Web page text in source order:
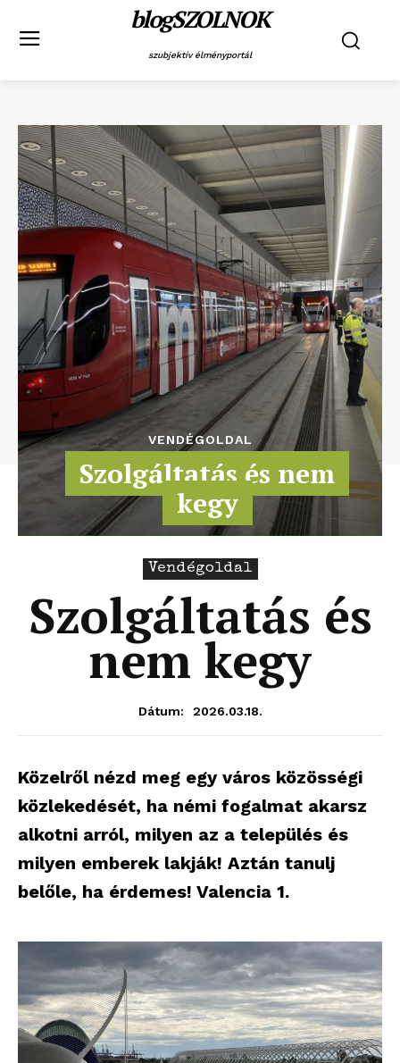
blogSZOLNOK
szubjektív élményportál
VENDÉGOLDAL
Szolgáltatás és nem
kegy
Vendégoldal
Szolgáltatás és
nem kegy
Dátum: 2026.03.18.
Közelről nézd meg egy város közösségi
közlekedését, ha némi fogalmat akarsz
alkotni arról, milyen az a település és
milyen emberek lakják! Aztán tanulj
belőle, ha érdemes! Valencia 1.